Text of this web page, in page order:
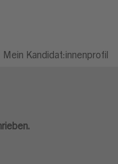
Mein Kandidat:innenprofil